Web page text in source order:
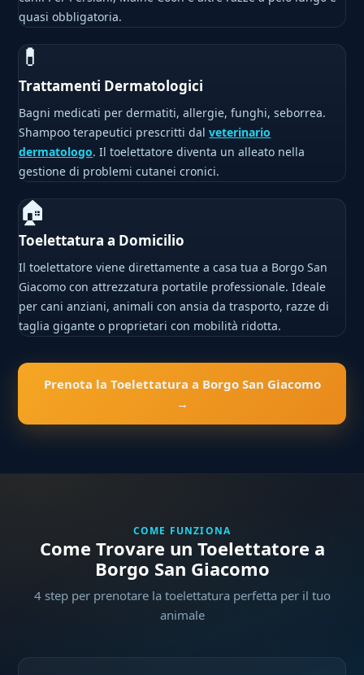
quasi obbligatoria.
💊
Trattamenti Dermatologici
Bagni medicati per dermatiti, allergie, funghi, seborrea.
Shampoo terapeutici prescritti dalveterinario
dermatologo. Il toelettatore diventa un alleato nella
gestione di problemi cutanei cronici.
🏠
Toelettatura a Domicilio
Il toelettatore viene direttamente a casa tua a Borgo San
Giacomo con attrezzatura portatile professionale. Ideale
per cani anziani, animali con ansia da trasporto, razze di
taglia gigante o proprietari con mobilità ridotta.
Prenota la Toelettatura a Borgo San Giacomo
→
COME FUNZIONA
Come Trovare un Toelettatore a
Borgo San Giacomo
4 step per prenotare la toelettatura perfetta per il tuo
animale